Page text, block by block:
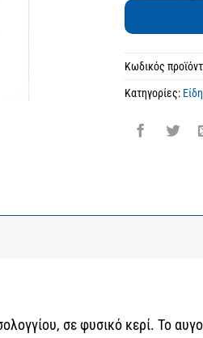
Κωδικός
Κατηγορίες:
σε φυσικό κερί. Το